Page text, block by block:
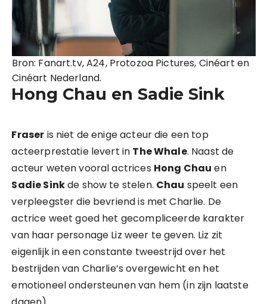
Bron: Fanart.tv, A24, Protozoa Pictures, Cinéart en
Cinéart Nederland.
Hong Chau en Sadie Sink
Fraser is niet de enige acteur die een top
acteerprestatie levert in The Whale. Naast de
acteur weten vooral actrices Hong Chau en
Sadie Sinkde show te stelen. Chau speelt een
verpleegster die bevriend is met Charlie. De
actrice weet goed het gecompliceerde karakter
van haar personage Liz weer te geven. Liz zit
eigenlijk in een constante tweestrijd over het
bestrijden van Charlie’s overgewicht en het
emotioneel ondersteunen van hem (in zijn laatste